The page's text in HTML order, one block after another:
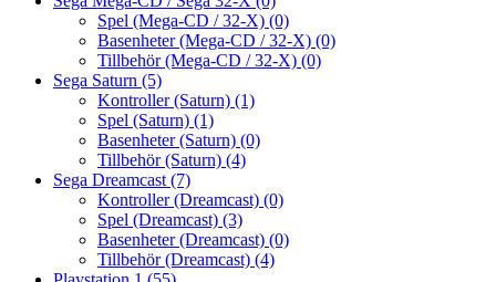
Spel (Mega-CD / 32-X) (0)
Basenheter (Mega-CD / 32-X) (0)
Tillbehör (Mega-CD / 32-X) (0)
Sega Saturn (5)
Kontroller (Saturn) (1)
Spel (Saturn) (1)
Basenheter (Saturn) (0)
Tillbehör (Saturn) (4)
Sega Dreamcast (7)
Kontroller (Dreamcast) (0)
Spel (Dreamcast) (3)
Basenheter (Dreamcast) (0)
Tillbehör (Dreamcast) (4)